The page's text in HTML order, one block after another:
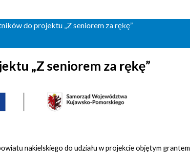
do projektu „Z seniorem za rękę”
„Z seniorem za rękę”
nakielskiego do udziału w projekcie objętym grantem